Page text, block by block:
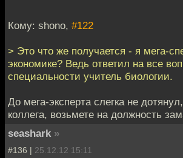
Кому: shono, #122
> Это что же получается - я мега-
экономике? Ведь ответил на все
специальности учитель биологии.
До мега-эксперта слегка не
коллега, возьмете на должность
seashark »
#136 | 25.12.12 15:11